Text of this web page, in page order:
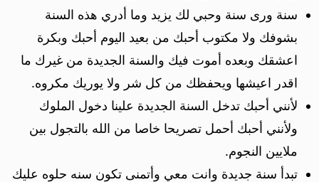
سنة ورى سنة وحبي لك يزيد وما أدري هذه السنة
بشوفك ولا مكتوب أحبك من بعيد اليوم أحبك وبكرة
اعشقك وبعده أموت فيك والسنة الجديدة من غيرك ما
اقدر اعيشها ويحفظك من كل شر ولا يوريك مكروه.
لأنني أحبك تدخل السنة الجديدة علينا دخول الملوك
ولأنني أحبك أحمل تصريحا خاصا من الله بالتجول بين
ملايين النجوم.
تبدأ سنة جديدة وانت معي وأتمنى تكون سنه حلوه عليك